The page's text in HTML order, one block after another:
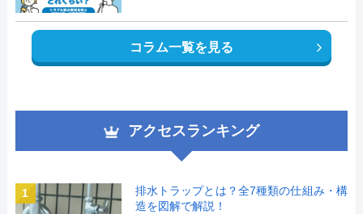
コラム一覧を見る
アクセスランキング
1
排水トラップとは？全7種類の仕組み・構
造を図解で解説！